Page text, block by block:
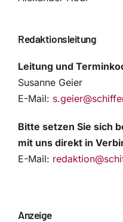
Redaktionsleitung
Leitung und
Susanne Geier
E-Mail:
Bitte setzen Sie sich
mit uns direkt in
E-Mail:
Anzeige